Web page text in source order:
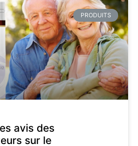
PRODUITS
avis des
sur le